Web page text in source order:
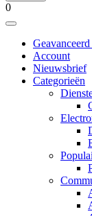
0
Account
Nieuwsbrief
Categorieën